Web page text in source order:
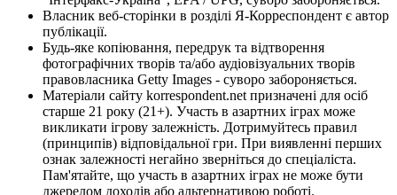
Власник веб-сторінки в розділі Я-Корреспондент є автор
публікації.
Будь-яке копіювання, передрук та відтворення
фотографічних творів та/або аудіовізуальних творів
правовласника Getty Images - суворо забороняється.
Матеріали сайту korrespondent.net призначені для осіб
старше 21 року (21+). Участь в азартних іграх може
викликати ігрову залежність. Дотримуйтесь правил
(принципів) відповідальної гри. При виявленні перших
ознак залежності негайно зверніться до спеціаліста.
Пам'ятайте, що участь в азартних іграх не може бути
джерелом доходів або альтернативою роботі.